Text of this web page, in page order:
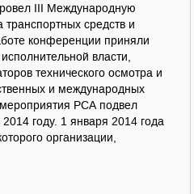
III Международную
средств и
конференции приняли
власти,
технического осмотра и
и международных
РСА подвел
году. 1 января 2014 года
организации,